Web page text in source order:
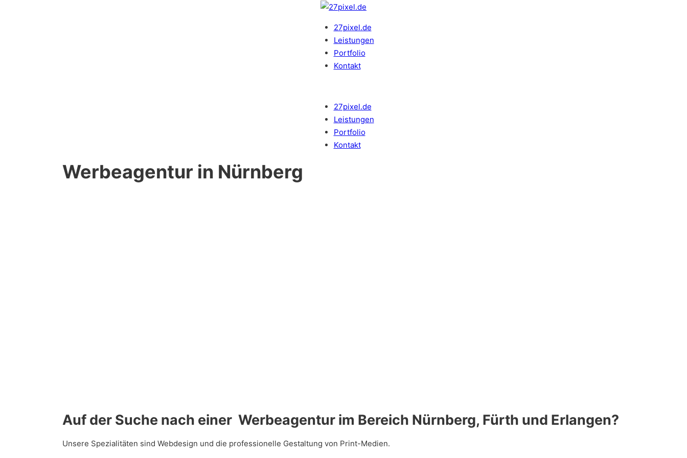
27pixel.de
Leistungen
Portfolio
Kontakt
27pixel.de
Leistungen
Portfolio
Kontakt
Werbeagentur in Nürnberg
Auf der Suche nach einer Werbeagentur im Bereich Nürnberg, Fürth und Erlangen?
Unsere Spezialitäten sind Webdesign und die professionelle Gestaltung von Print-Medien.